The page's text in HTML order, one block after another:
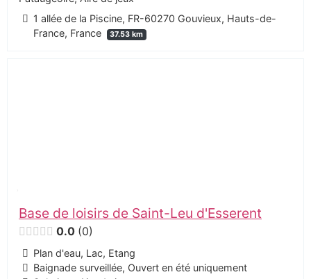
1 allée de la Piscine, FR-60270 Gouvieux, Hauts-de-
France, France
37.53 km
Base de loisirs de Saint-Leu d'Esserent
0.0 0
Plan d'eau, Lac, Etang
Baignade surveillée, Ouvert en été uniquement